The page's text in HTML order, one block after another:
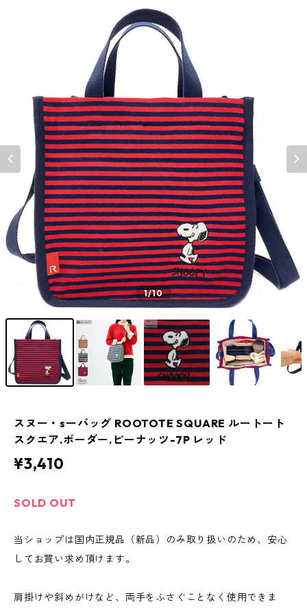
1/10
スヌー・sーバッグ ROOTOTE SQUARE ルートート
スクエア.ボーダー.ピーナッツ-7P レッド
¥3,410
SOLD OUT
当ショップは国内正規品（新品）のみ取り扱いのため、安心
してお買い求め頂けます。
肩掛けや斜めがけなど、両手をふさぐことなく使用できま